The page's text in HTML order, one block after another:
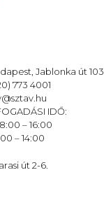
Jablonka út
773 4001
IDŐ:
– 16:00
– 14:00
út 2-6.